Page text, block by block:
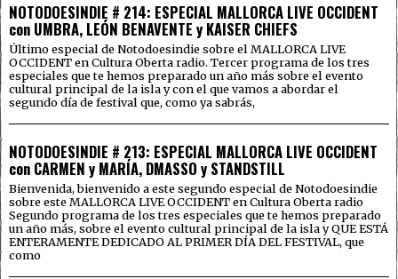
NOTODOESINDIE # 214: ESPECIAL MALLORCA LIVE OCCIDENT
con UMBRA, LEÓN BENAVENTE y KAISER CHIEFS
Último especial de Notodoesindie sobre el MALLORCA LIVE
OCCIDENT en Cultura Oberta radio. Tercer programa de los tres
especiales que te hemos preparado un año más sobre el evento
cultural principal de la isla y con el que vamos a abordar el
segundo día de festival que, como ya sabrás,
NOTODOESINDIE # 213: ESPECIAL MALLORCA LIVE OCCIDENT
con CARMEN y MARÍA, DMASSO y STANDSTILL
Bienvenida, bienvenido a este segundo especial de Notodoesindie
sobre este MALLORCA LIVE OCCIDENT en Cultura Oberta radio
Segundo programa de los tres especiales que te hemos preparado
un año más, sobre el evento cultural principal de la isla y QUE ESTÁ
ENTERAMENTE DEDICADO AL PRIMER DÍA DEL FESTIVAL, que
como